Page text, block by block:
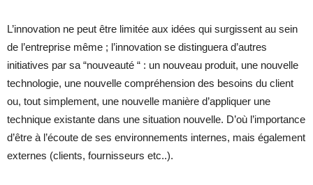
L’innovation ne peut être limitée aux idées qui surgissent au sein
de l’entreprise même ; l’innovation se distinguera d’autres
initiatives par sa “nouveauté “ : un nouveau produit, une nouvelle
technologie, une nouvelle compréhension des besoins du client
ou, tout simplement, une nouvelle manière d’appliquer une
technique existante dans une situation nouvelle. D’où l’importance
d’être à l’écoute de ses environnements internes, mais également
externes (clients, fournisseurs etc..).